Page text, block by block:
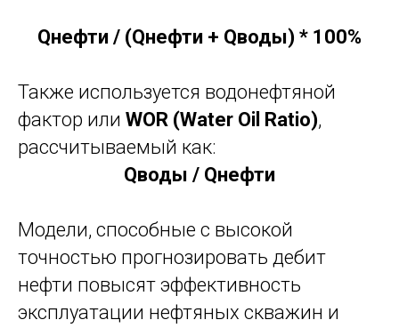
Qнефти / (Qнефти + Qводы) * 100%
Также используется водонефтяной
фактор или WOR (Water Oil Ratio),
рассчитываемый как:
Qводы / Qнефти
Модели, способные с высокой
точностью прогнозировать дебит
нефти повысят эффективность
эксплуатации нефтяных скважин и